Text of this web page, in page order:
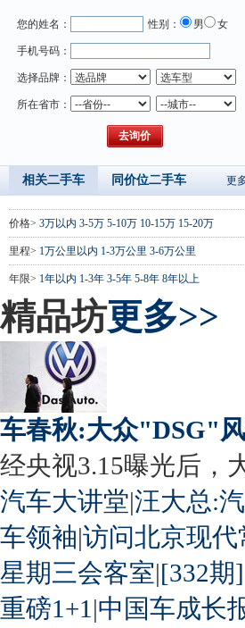
您的姓名： 性别： 男 女
手机号码：
选择品牌：
所在省市：
相关二手车 同价位二手车 更
价格> 3万以内 3-5万 5-10万 10-15万 15-20万
里程> 1万公里以内 1-3万公里 3-6万公里
年限> 1年以内 1-3年 3-5年 5-8年 8年以上
精品坊更多>>
车春秋:大众"DSG"
经央视3.15曝光后，
汽车大讲堂|汪大总:
车领袖|访问北京现
星期三会客室|[332期
重磅1+1 |中国车成长